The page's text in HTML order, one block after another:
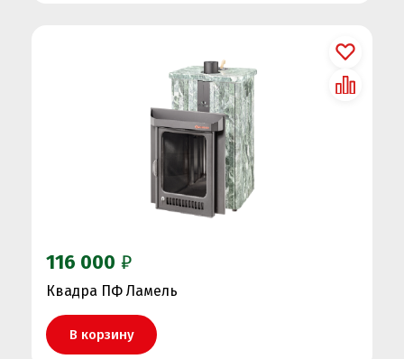
116 000 ₽
Квадра ПФ Ламель
В корзину